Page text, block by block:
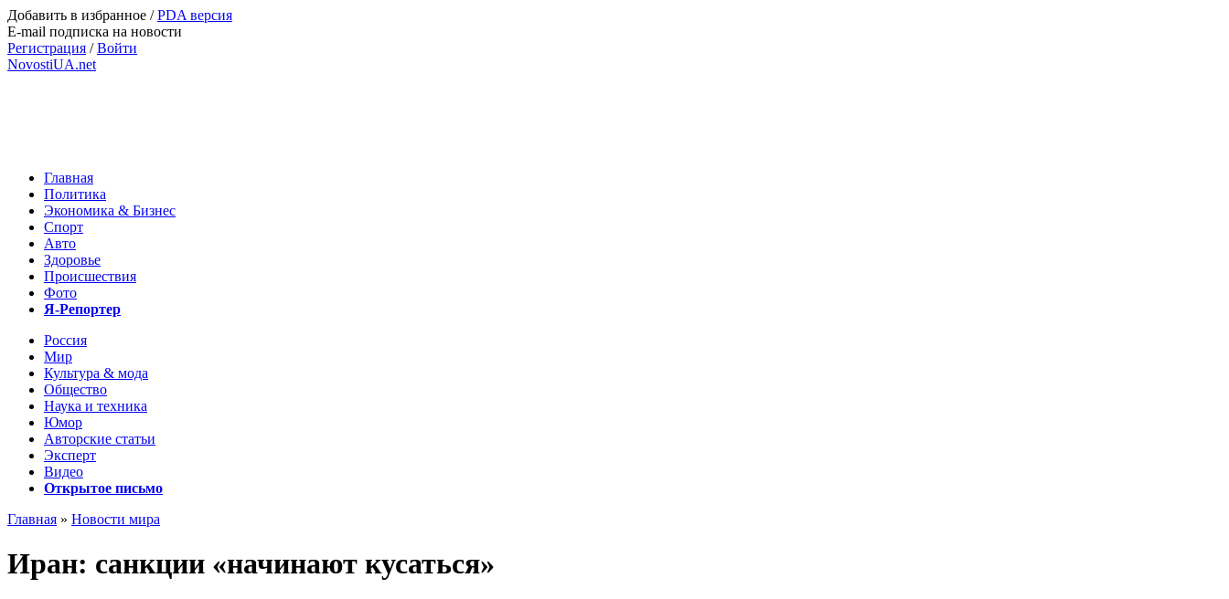
Добавить в избранное /PDA версия
E-mail подписка на новости
Регистрация /Войти
NovostiUA.net
Главная
Политика
Экономика & Бизнес
Спорт
Авто
Здоровье
Происшествия
Фото
Я-Репортер
Россия
Мир
Культура & мода
Общество
Наука и техника
Юмор
Авторские статьи
Эксперт
Видео
Открытое письмо
Главная » Новости мира
Иран: санкции «начинают кусаться»